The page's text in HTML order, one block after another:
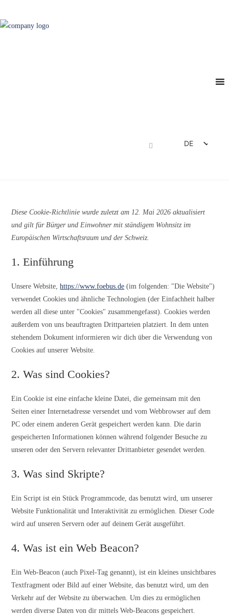
DE
IT
Diese Cookie-Richtlinie wurde zuletzt am 12. Mai 2026 aktualisiert
und gilt für Bürger und Einwohner mit ständigem Wohnsitz im
Europäischen Wirtschaftsraum und der Schweiz.
1. Einführung
Unsere Website,https://www.foebus.de (im folgenden: "Die Website")
verwendet Cookies und ähnliche Technologien (der Einfachheit halber
werden all diese unter "Cookies" zusammengefasst). Cookies werden
außerdem von uns beauftragten Drittparteien platziert. In dem unten
stehendem Dokument informieren wir dich über die Verwendung von
Cookies auf unserer Website.
2. Was sind Cookies?
Ein Cookie ist eine einfache kleine Datei, die gemeinsam mit den
Seiten einer Internetadresse versendet und vom Webbrowser auf dem
PC oder einem anderen Gerät gespeichert werden kann. Die darin
gespeicherten Informationen können während folgender Besuche zu
unseren oder den Servern relevanter Drittanbieter gesendet werden.
3. Was sind Skripte?
Ein Script ist ein Stück Programmcode, das benutzt wird, um unserer
Website Funktionalität und Interaktivität zu ermöglichen. Dieser Code
wird auf unseren Servern oder auf deinem Gerät ausgeführt.
4. Was ist ein Web Beacon?
Ein Web-Beacon (auch Pixel-Tag genannt), ist ein kleines unsichtbares
Textfragment oder Bild auf einer Website, das benutzt wird, um den
Verkehr auf der Website zu überwachen. Um dies zu ermöglichen
werden diverse Daten von dir mittels Web-Beacons gespeichert.